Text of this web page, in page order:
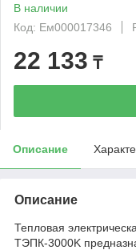
В наличии
Код: Ем000017346
22 133 ₸
Описание
Описание
Тепловая
ТЭПК-3000K